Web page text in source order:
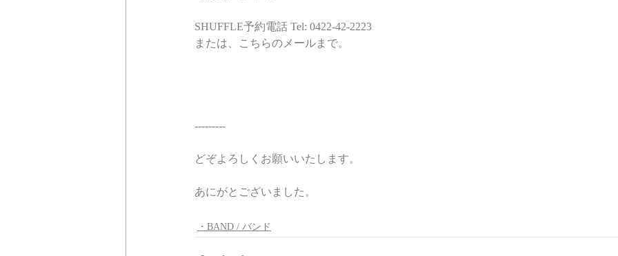
SHUFFLE予約電話 Tel: 0422-42-2223
または、
こちらのメールまで。
---------
どぞよろしくお願いいたします。
あにがとございました。
・BAND / バンド